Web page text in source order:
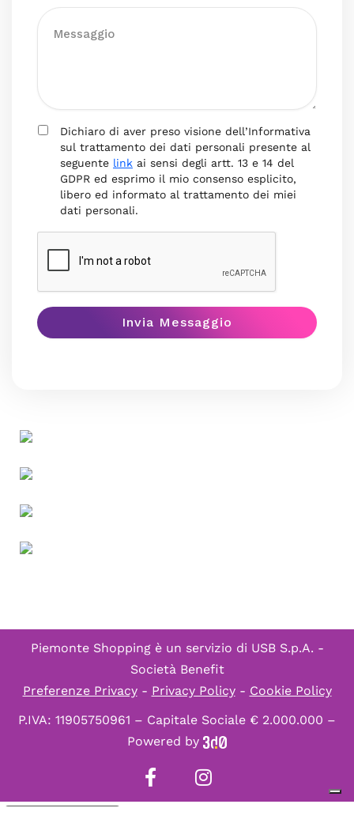
Dichiaro di aver preso visione dell’Informativa
sul trattamento dei dati personali presente al
seguente link ai sensi degli artt. 13 e 14 del
GDPR ed esprimo il mio consenso esplicito,
libero ed informato al trattamento dei miei
dati personali.
Piemonte Shopping è un servizio di USB S.p.A. -
Società Benefit
Preferenze Privacy- Privacy Policy- Cookie Policy
P.IVA: 11905750961 – Capitale Sociale € 2.000.000 –
Powered by